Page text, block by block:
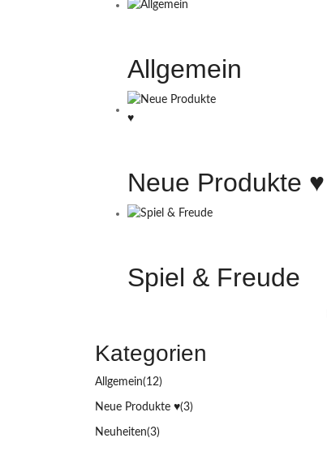
Allgemein
Neue Produkte ♥️
Spiel & Freude
Kategorien
Allgemein(12)
Neue Produkte ♥️(3)
Neuheiten(3)